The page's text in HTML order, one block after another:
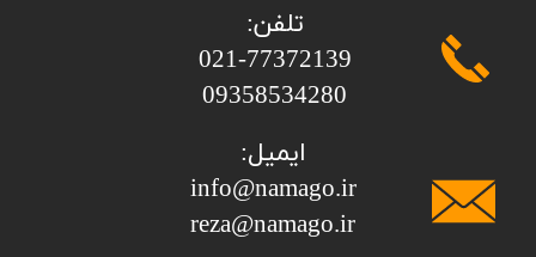
تلفن:
​​​​​​​021-77372139
​​​​​​​09358534280
ایمیل:
info@namago.ir
​​​​​​​reza@namago.ir